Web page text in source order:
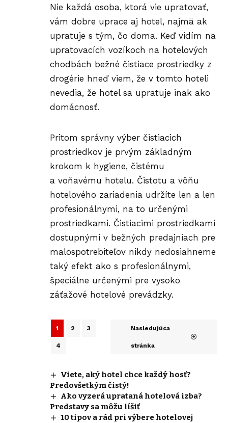
Nie každá osoba, ktorá vie upratovať,
vám dobre uprace aj hotel, najmä ak
upratuje s tým, čo doma. Keď vidím na
upratovacích vozíkoch na hotelových
chodbách bežné čistiace prostriedky z
drogérie hneď viem, že v tomto hoteli
nevedia, že hotel sa upratuje inak ako
domácnosť.
Pritom správny výber čistiacich
prostriedkov je prvým základným
krokom k hygiene, čistému
a voňavému hotelu. Čistotu a vôňu
hotelového zariadenia udržíte len a len
profesionálnymi, na to určenými
prostriedkami. Čistiacimi prostriedkami
dostupnými v bežných predajniach pre
malospotrebiteľov nikdy nedosiahneme
taký efekt ako s profesionálnymi,
špeciálne určenými pre vysoko
záťažové hotelové prevádzky.
1 2 3
4
Nasledujúca
stránka
Viete, aký hotel chce každý hosť?
Predovšetkým čistý!
Ako vyzerá uprataná hotelová izba?
Predstavy sa môžu líšiť
10 tipov a rád pri výbere hotelovej